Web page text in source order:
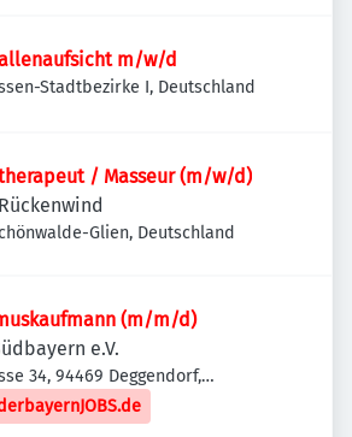
m/w/d
Stadtbezirke I, Deutschland
/ Masseur (m/w/d)
Glien, Deutschland
(m/m/d)
e.V.
34, 94469 Deggendorf,